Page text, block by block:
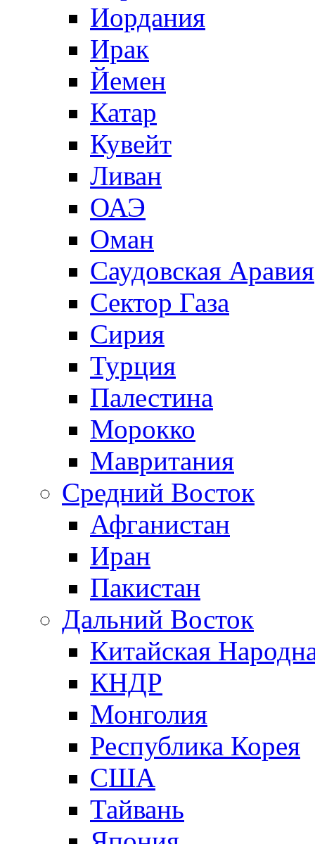
Иордания
Ирак
Йемен
Катар
Кувейт
Ливан
ОАЭ
Оман
Саудовская Аравия
Сектор Газа
Сирия
Турция
Палестина
Морокко
Мавритания
Средний Восток
Афганистан
Иран
Пакистан
Дальний Восток
Китайская
КНДР
Монголия
Республика Корея
США
Тайвань